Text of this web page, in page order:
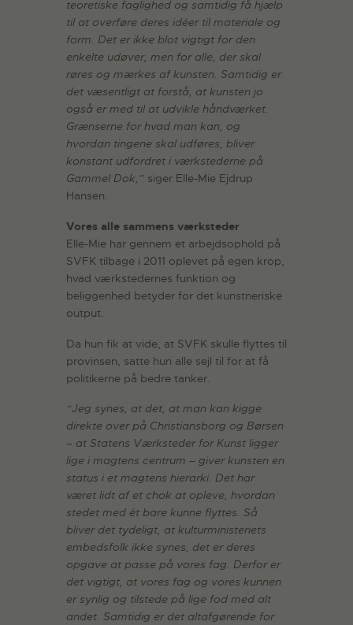
teoretiske faglighed og samtidig få hjælp
til at overføre deres idéer til materiale og
form. Det er ikke blot vigtigt for den
enkelte udøver, men for alle, der skal
røres og mærkes af kunsten. Samtidig er
det væsentligt at forstå, at kunsten jo
også er med til at udvikle håndværket.
Grænserne for hvad man kan, og
hvordan tingene skal udføres, bliver
konstant udfordret i værkstederne på
Gammel Dok,” siger Elle-Mie Ejdrup
Hansen.
Vores alle sammens værksteder
Elle-Mie har gennem et arbejdsophold på
SVFK tilbage i 2011 oplevet på egen krop,
hvad værkstedernes funktion og
beliggenhed betyder for det kunstneriske
output.
Da hun fik at vide, at SVFK skulle flyttes til
provinsen, satte hun alle sejl til for at få
politikerne på bedre tanker.
“Jeg synes, at det, at man kan kigge
direkte over på Christiansborg og Børsen
– at Statens Værksteder for Kunst ligger
lige i magtens centrum – giver kunsten en
status i et magtens hierarki. Det har
været lidt af et chok at opleve, hvordan
stedet med ét bare kunne flyttes. Så
bliver det tydeligt, at kulturministeriets
embedsfolk ikke synes, det er deres
opgave at passe på vores fag. Derfor er
det vigtigt, at vores fag og vores kunnen
er synlig og tilstede på lige fod med alt
andet. Samtidig er det altafgørende for